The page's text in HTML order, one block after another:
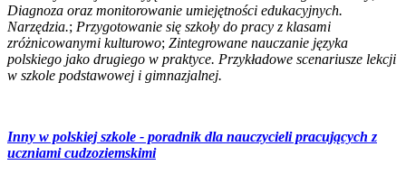
Diagnoza oraz monitorowanie umiejętności edukacyjnych.
Narzędzia.; Przygotowanie się szkoły do pracy z klasami
zróżnicowanymi kulturowo; Zintegrowane nauczanie języka
polskiego jako drugiego w praktyce. Przykładowe scenariusze lekcji
w szkole podstawowej i gimnazjalnej.
Inny w polskiej szkole - poradnik dla nauczycieli pracujących z
uczniami cudzoziemskimi